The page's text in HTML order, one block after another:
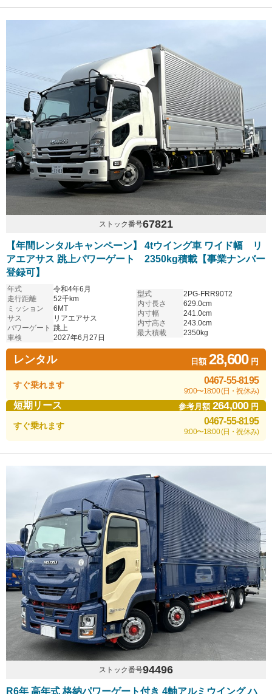
ストック番号67821
【年間レンタルキャンペーン】 4tウイング車 ワイド幅 リ
アエアサス 跳上パワーゲート 2350kg積載【事業ナンバー
登録可】
年式
令和4年6月
走行距離
52千km
ミッション
6MT
サス
リアエアサス
パワーゲート 跳上
車検
2027年6月27日
型式
2PG-FRR90T2
内寸長さ
629.0cm
内寸幅
241.0cm
内寸高さ
243.0cm
最大積載
2350kg
レンタル 日額28,600円
すぐ乗れます 0467-55-8195
9:00〜18:00 (日・祝休み)
短期リース 参考月額264,000円
すぐ乗れます 0467-55-8195
9:00〜18:00 (日・祝休み)
ストック番号94496
R6年 高年式 格納パワーゲート付き 4軸アルミウイング ハ